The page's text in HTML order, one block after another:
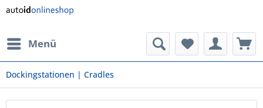
Menü
Dockingstationen | Cradles